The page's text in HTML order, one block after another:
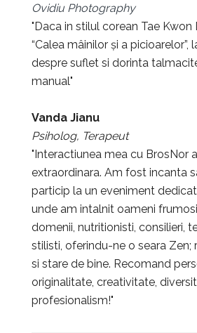
Ovidiu Photography
"Daca in stilul corean Tae
“Calea mâinilor și a picioarelor”,
despre suflet si dorinta
manual"
Vanda Jianu
Psiholog, Terapeut
"Interactiunea mea cu BrosNor
extraordinara. Am fost incanta
particip la un eveniment
unde am intalnit oameni
domenii, nutritionisti, consilieri,
stilisti, oferindu-ne o seara Zen;
si stare de bine. Recomand
originalitate, creativitate,
profesionalism!"